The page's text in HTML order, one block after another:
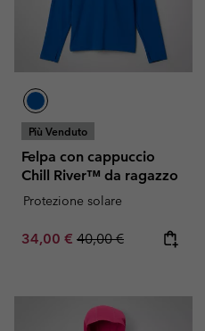
Più Venduto
Felpa con cappuccio
Chill River™ da ragazzo
Protezione solare
Sale price:
34,00 € Regular price:
40,00 €